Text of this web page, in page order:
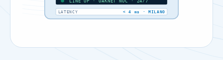
LATENCY < 4 ms · MILANO